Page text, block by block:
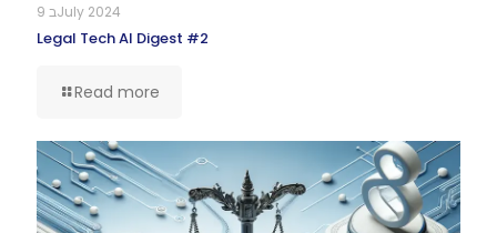
9 בJuly 2024
Legal Tech AI Digest #2
Read more